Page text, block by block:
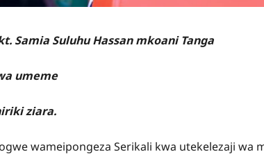
Samia Suluhu Hassan mkoani Tanga
umeme
ziara.
wameipongeza Serikali kwa utekelezaji